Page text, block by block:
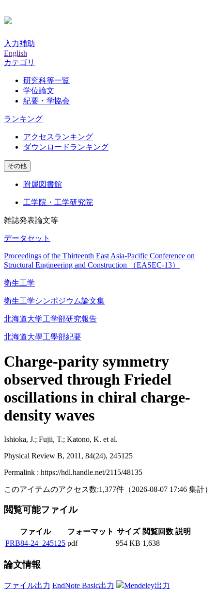
入力補助
English
カテゴリ
研究科等一覧
学位論文
紀要・学協会
ランキング
アクセスランキング
ダウンロードランキング
その他
附属図書館
工学院・工学研究院
雑誌発表論文等
データセット
Proceedings of the Thirteenth East Asia-Pacific Conference on
Structural Engineering and Construction （EASEC-13）
衛生工学
衛生工学シンポジウム論文集
北海道大学工学部研究報告
北海道大學工學部紀要
Charge-parity symmetry
observed through Friedel
oscillations in chiral charge-
density waves
Ishioka, J.; Fujii, T.; Katono, K. et al.
Physical Review B, 2011, 84(24), 245125
Permalink : https://hdl.handle.net/2115/48135
このアイテムのアクセス数:1,377件 （2026-08-07 17:46 集計）
閲覧可能ファイル
ファイル フォーマット サイズ 閲覧回数 説明
PRB84-24_245125 pdf 954 KB 1,638
論文情報
ファイル出力 EndNote Basic出力 Mendeley出力